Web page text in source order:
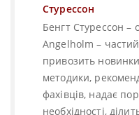
Стурессон
Бенгт Стурессон –
Angelholm – частий
привозить новинки
методики,
фахівців, надає
необхідності,